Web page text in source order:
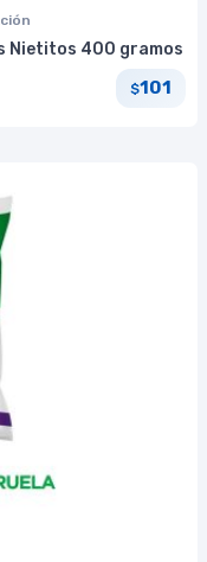
Nietitos 400 gramos
$101